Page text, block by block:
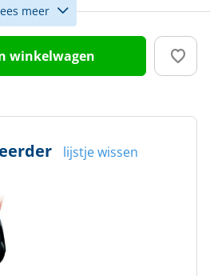
1
20
meer
winkelwagen
lijstje wissen